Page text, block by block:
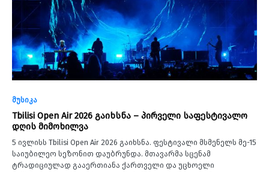
მუსიკა
Tbilisi Open Air 2026 გაიხსნა – პირველი საფესტივალო
დღის მიმოხილვა
5 ივლისს Tbilisi Open Air 2026 გაიხსნა. ფესტივალი მსმენელს მე-15
საიუბილეო სეზონით დაუბრუნდა. მთავარმა სცენამ
ტრადიციულად გააერთიანა ქართველი და უცხოელი